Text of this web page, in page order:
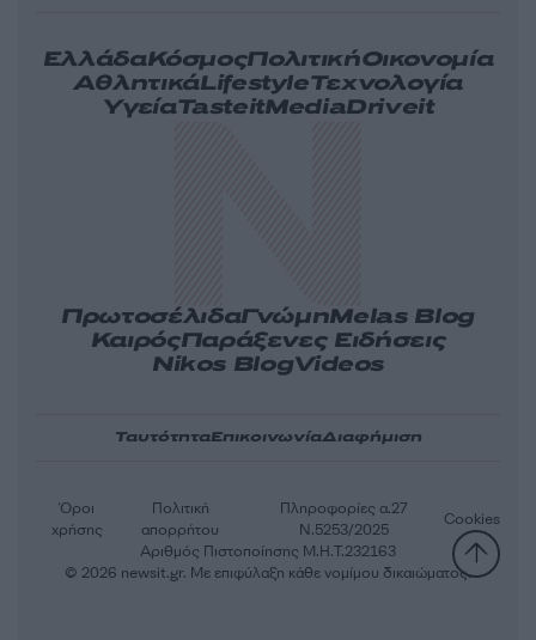
ΕλλάδαΚόσμοςΠολιτικήΟικονομία
ΑθλητικάLifestyleΤεχνολογία
ΥγείαTasteitMediaDriveit
ΠρωτοσέλιδαΓνώμηMelas Blog
ΚαιρόςΠαράξενες Ειδήσεις
Nikos BlogVideos
ΤαυτότηταΕπικοινωνίαΔιαφήμιση
Αριθμός Πιστοποίησης Μ.Η.Τ.232163
Όροι
χρήσης
Πολιτική
απορρήτου
Πληροφορίες α.27
Ν.5253/2025
Cookies
© 2026 newsit.gr. Με επιφύλαξη κάθε νομίμου δικαιώματος.